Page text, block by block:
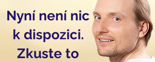
Nyní není nic
k dispozici.
Zkuste to